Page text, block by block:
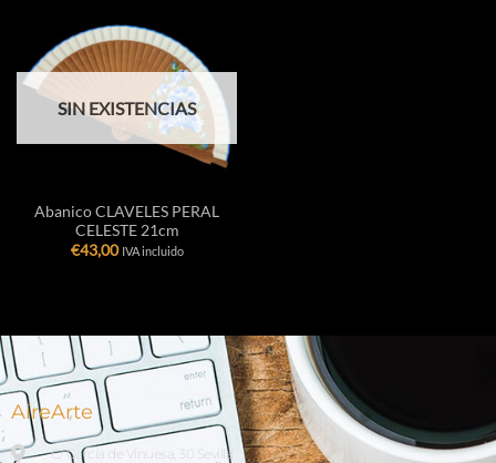
SIN EXISTENCIAS
Abanico CLAVELES PERAL
CELESTE 21cm
€43,00 IVA incluido
AireArte
C/ García de Vinuesa, 30 Sevilla